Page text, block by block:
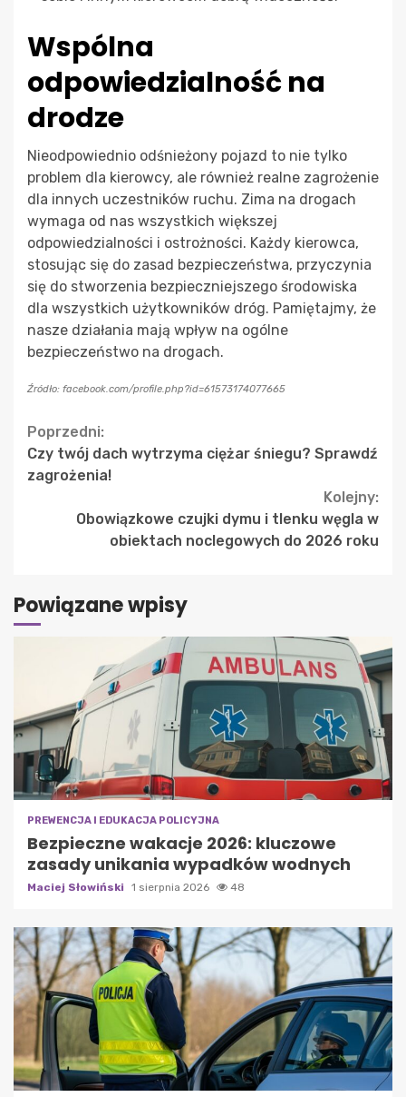
Wspólna
odpowiedzialność na
drodze
Nieodpowiednio odśnieżony pojazd to nie tylko
problem dla kierowcy, ale również realne zagrożenie
dla innych uczestników ruchu. Zima na drogach
wymaga od nas wszystkich większej
odpowiedzialności i ostrożności. Każdy kierowca,
stosując się do zasad bezpieczeństwa, przyczynia
się do stworzenia bezpieczniejszego środowiska
dla wszystkich użytkowników dróg. Pamiętajmy, że
nasze działania mają wpływ na ogólne
bezpieczeństwo na drogach.
Źródło: facebook.com/profile.php?id=61573174077665
Continue
Reading
Poprzedni:
Czy twój dach wytrzyma ciężar śniegu? Sprawdź
zagrożenia!
Kolejny:
Obowiązkowe czujki dymu i tlenku węgla w
obiektach noclegowych do 2026 roku
Powiązane wpisy
PREWENCJA I EDUKACJA POLICYJNA
Bezpieczne wakacje 2026: kluczowe
zasady unikania wypadków wodnych
Maciej Słowiński 1 sierpnia 2026 48